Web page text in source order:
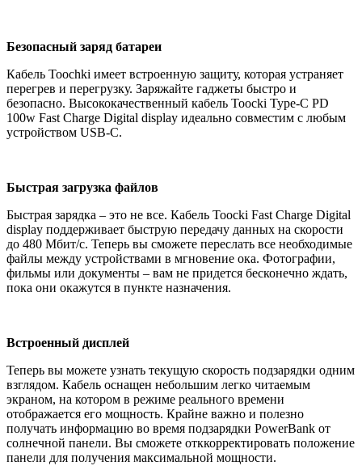
Безопасный заряд батареи
Кабель Toochki имеет встроенную защиту, которая устраняет
перегрев и перегрузку. Заряжайте гаджеты быстро и
безопасно. Высококачественный кабель Toocki Type-C PD
100w Fast Charge Digital display идеально совместим с любым
устройством USB-C.
Быстрая загрузка файлов
Быстрая зарядка – это не все. Кабель Toocki Fast Charge Digital
display поддерживает быструю передачу данных на скорости
до 480 Мбит/с. Теперь вы сможете переслать все необходимые
файлы между устройствами в мгновение ока. Фотографии,
фильмы или документы – вам не придется бесконечно ждать,
пока они окажутся в пункте назначения.
Встроенный дисплей
Теперь вы можете узнать текущую скорость подзарядки одним
взглядом. Кабель оснащен небольшим легко читаемым
экраном, на котором в режиме реального времени
отображается его мощность. Крайне важно и полезно
получать информацию во время подзарядки PowerBank от
солнечной панели. Вы сможете отккорректировать положение
панели для получения максимальной мощности.